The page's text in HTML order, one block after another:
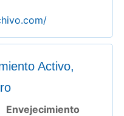
Activo,
Envejecimiento